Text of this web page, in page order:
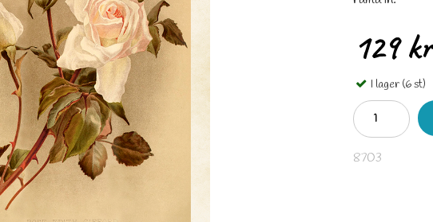
129 kr
I lager (6 st)
8703